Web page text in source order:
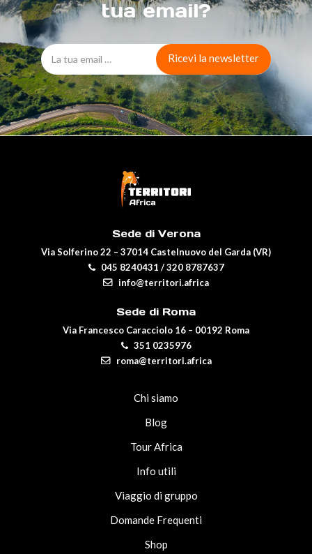
tua email?
Sede di Verona
Via Solferino 22 – 37014 Castelnuovo del Garda (VR)
045 8240431 /320 8787637
info@territori.africa
Sede di Roma
Via Francesco Caracciolo 16 – 00192 Roma
351 0235976
roma@territori.africa
Chi siamo
Blog
Tour Africa
Info utili
Viaggio di gruppo
Domande Frequenti
Shop